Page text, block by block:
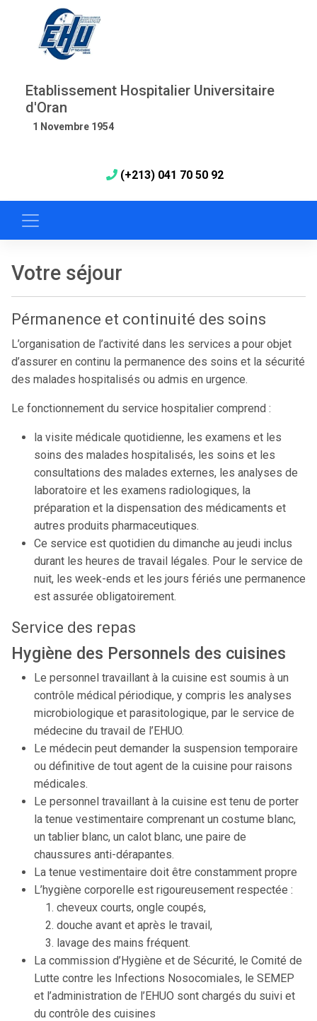
Etablissement Hospitalier Universitaire
d'Oran
1 Novembre 1954
(+213) 041 70 50 92
Votre séjour
Pérmanence et continuité des soins
L’organisation de l’activité dans les services a pour objet
d’assurer en continu la permanence des soins et la sécurité
des malades hospitalisés ou admis en urgence.
Le fonctionnement du service hospitalier comprend :
la visite médicale quotidienne, les examens et les
soins des malades hospitalisés, les soins et les
consultations des malades externes, les analyses de
laboratoire et les examens radiologiques, la
préparation et la dispensation des médicaments et
autres produits pharmaceutiques.
Ce service est quotidien du dimanche au jeudi inclus
durant les heures de travail légales. Pour le service de
nuit, les week-ends et les jours fériés une permanence
est assurée obligatoirement.
Service des repas
Hygiène des Personnels des cuisines
Le personnel travaillant à la cuisine est soumis à un
contrôle médical périodique, y compris les analyses
microbiologique et parasitologique, par le service de
médecine du travail de l’EHUO.
Le médecin peut demander la suspension temporaire
ou définitive de tout agent de la cuisine pour raisons
médicales.
Le personnel travaillant à la cuisine est tenu de porter
la tenue vestimentaire comprenant un costume blanc,
un tablier blanc, un calot blanc, une paire de
chaussures anti-dérapantes.
La tenue vestimentaire doit être constamment propre
L’hygiène corporelle est rigoureusement respectée :
cheveux courts, ongle coupés,
douche avant et après le travail,
lavage des mains fréquent.
La commission d’Hygiène et de Sécurité, le Comité de
Lutte contre les Infections Nosocomiales, le SEMEP
et l’administration de l’EHUO sont chargés du suivi et
du contrôle des cuisines